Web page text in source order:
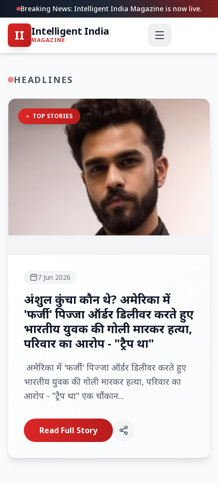
Breaking News: Intelligent India Magazine is now live.
II Intelligent India
MAGAZINE
HEADLINES
● TOP STORIES
7 Jun 2026
अंशुल कुंचा कौन थे? अमेरिका में
'फर्जी' पिज्जा ऑर्डर डिलीवर करते हुए
भारतीय युवक की गोली मारकर हत्या,
परिवार का आरोप - "ट्रैप था"
अमेरिका में 'फर्जी' पिज्जा ऑर्डर डिलीवर करते हुए
भारतीय युवक की गोली मारकर हत्या, परिवार का
आरोप - "ट्रैप था" एक चौंकान...
Read Full Story